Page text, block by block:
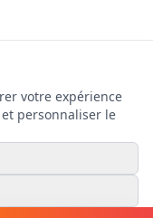
réservés.
votre expérience
personnaliser le